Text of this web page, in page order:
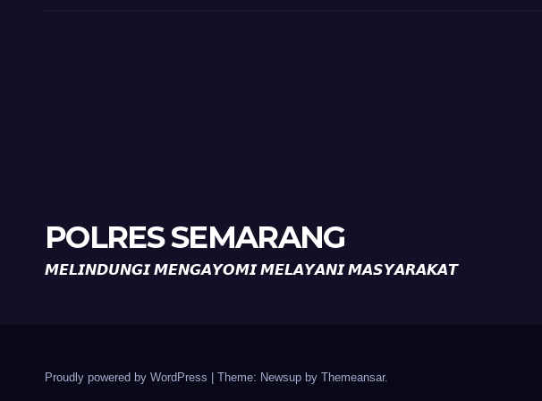
POLRES SEMARANG
𝙈𝙀𝙇𝙄𝙉𝘿𝙐𝙉𝙂𝙄 𝙈𝙀𝙉𝙂𝘼𝙔𝙊𝙈𝙄 𝙈𝙀𝙇𝘼𝙔𝘼𝙉𝙄 𝙈𝘼𝙎𝙔𝘼𝙍𝘼𝙆𝘼𝙏
Proudly powered by WordPress Theme: Newsup by Themeansar.